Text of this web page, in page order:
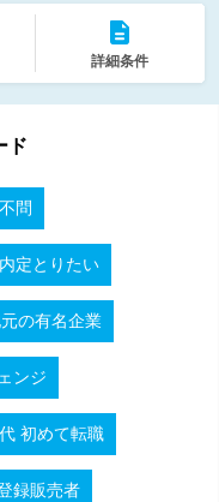
詳細条件
ド
問
内定とりたい
の有名企業
ンジ
初めて転職
録販売者